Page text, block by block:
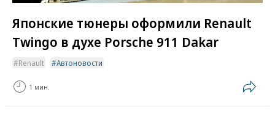
Японские тюнеры оформили Renault
Twingo в духе Porsche 911 Dakar
Renault Автоновости
1 мин.